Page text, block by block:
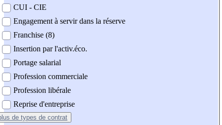
CUI - CIE
Engagement à servir dans la réserve
Franchise (8)
Insertion par l'activ.éco.
Portage salarial
Profession commerciale
Profession libérale
Reprise d'entreprise
de types de contrat